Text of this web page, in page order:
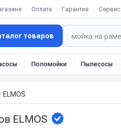
Оплата Гарантия Сервис
товаров
Поломойки Пылесосы
ELMOS
ELMOS